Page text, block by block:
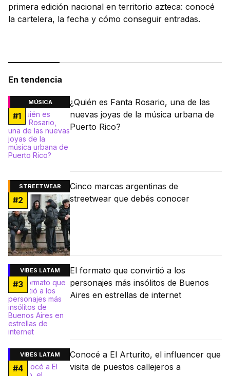
primera edición nacional en territorio azteca: conocé
la cartelera, la fecha y cómo conseguir entradas.
En tendencia
MÚSICA
#1
¿Quién es Fanta Rosario, una de las
nuevas joyas de la música urbana de
Puerto Rico?
STREETWEAR
#2
Cinco marcas argentinas de
streetwear que debés conocer
VIBES LATAM
#3
El formato que convirtió a los
personajes más insólitos de Buenos
Aires en estrellas de internet
VIBES LATAM
#4
Conocé a El Arturito, el influencer que
visita de puestos callejeros a